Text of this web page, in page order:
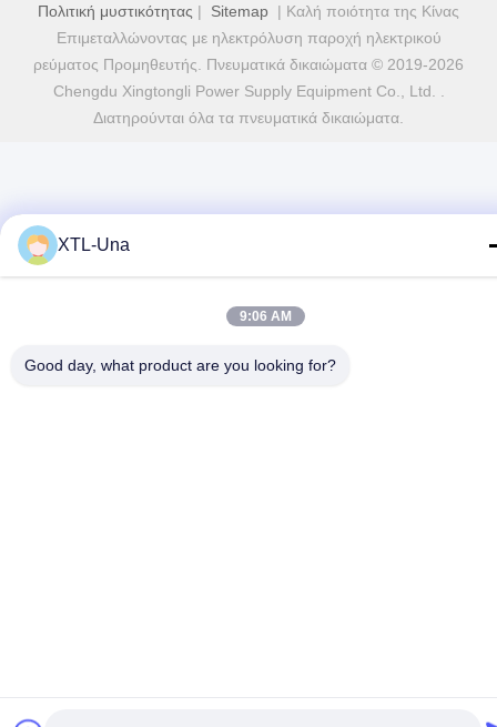
Πολιτική μυστικότητας | Sitemap | Καλή ποιότητα της Κίνας
Επιμεταλλώνοντας με ηλεκτρόλυση παροχή ηλεκτρικού
ρεύματος Προμηθευτής. Πνευματικά δικαιώματα © 2019-2026
Chengdu Xingtongli Power Supply Equipment Co., Ltd. .
Διατηρούνται όλα τα πνευματικά δικαιώματα.
XTL-Una
9:06 AM
Good day, what product are you looking for?